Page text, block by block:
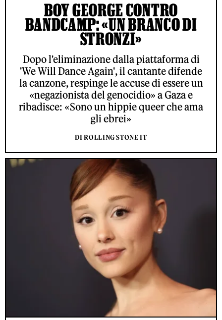
BOY GEORGE CONTRO
BANDCAMP: «UN BRANCO DI
STRONZI»
Dopo l'eliminazione dalla piattaforma di
'We Will Dance Again', il cantante difende
la canzone, respinge le accuse di essere un
«negazionista del genocidio» a Gaza e
ribadisce: «Sono un hippie queer che ama
gli ebrei»
DI ROLLING STONE IT